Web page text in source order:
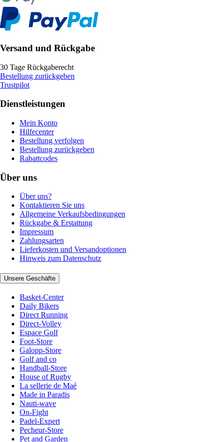
Versand und Rückgabe
30 Tage Rückgaberecht
Bestellung zurückgeben
Trustpilot
Dienstleistungen
Mein Konto
Hilfecenter
Bestellung verfolgen
Bestellung zurückgeben
Rabattcodes
Über uns
Über uns?
Kontaktieren Sie uns
Allgemeine Verkaufsbedingungen
Rückgabe & Erstattung
Impressum
Zahlungsarten
Lieferkosten und Versandoptionen
Hinweis zum Datenschutz
Unsere Geschäfte
Basket-Center
Daily Bikers
Direct Running
Direct-Volley
Espace Golf
Foot-Store
Galopp-Store
Golf and co
Handball-Store
House of Rugby
La sellerie de Maé
Made in Paradis
Nauti-wave
On-Fight
Padel-Expert
Pecheur-Store
Pet and Garden